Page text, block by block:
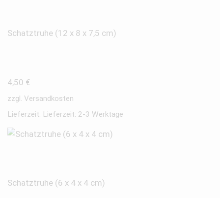
Schatztruhe (12 x 8 x 7,5 cm)
4,50 €
zzgl. Versandkosten
Lieferzeit: Lieferzeit: 2-3 Werktage
Schatztruhe (6 x 4 x 4 cm)